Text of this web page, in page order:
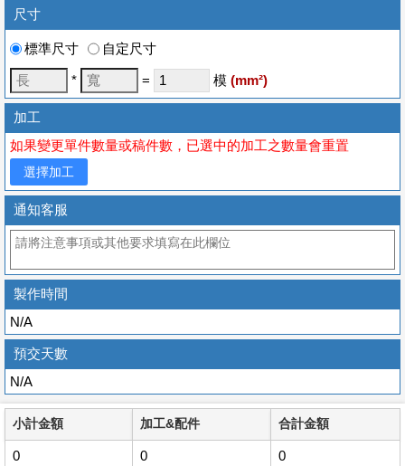
尺寸
標準尺寸 自定尺寸
* = 模 (mm²)
加工
如果變更單件數量或稿件數，已選中的加工之數量會重置
選擇加工
通知客服
製作時間
N/A
預交天數
N/A
小計金額 加工&配件 合計金額
0 0 0